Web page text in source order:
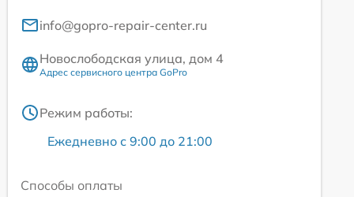
info@gopro-repair-center.ru
Новослободская улица, дом 4
Адрес сервисного центра GoPro
Режим работы:
Ежедневно с 9:00 до 21:00
Способы оплаты